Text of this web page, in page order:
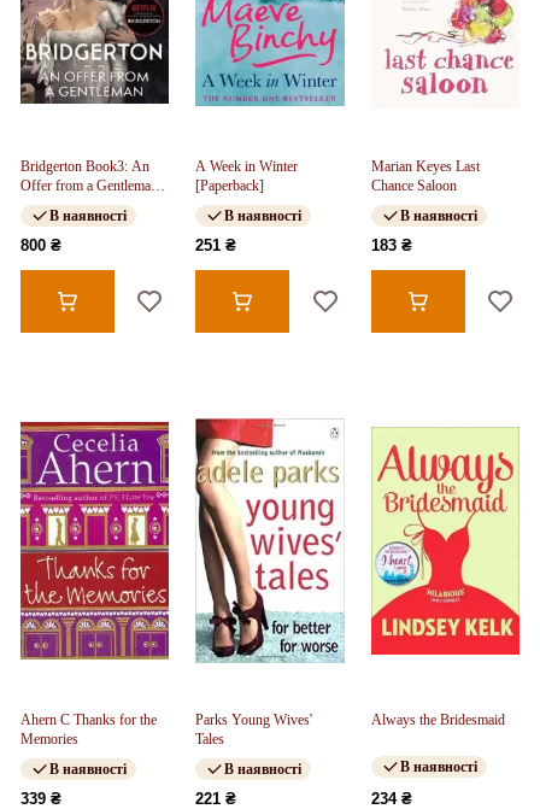
Bridgerton Book3: An
Offer from a Gentleman
(Film Tie-in)
В наявності
800 ₴
A Week in Winter
[Paperback]
В наявності
251 ₴
Marian Keyes Last
Chance Saloon
В наявності
183 ₴
Ahern C Thanks for the
Memories
В наявності
339 ₴
Parks Young Wives'
Tales
В наявності
221 ₴
Always the Bridesmaid
В наявності
234 ₴